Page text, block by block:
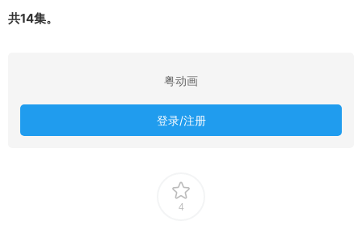
共14集。
粤动画
登录/注册
4